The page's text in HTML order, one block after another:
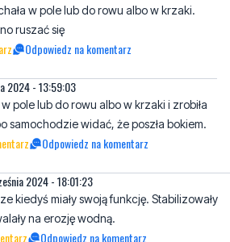
2024 - 13:59:03
pole lub do rowu albo w krzaki i zrobiła
Odpowiedz na komentarz
2024 - 18:01:23
kiedyś miały swoją funkcję. Stabilizowały
Odpowiedz na komentarz
2024 - 14:00:38
co.